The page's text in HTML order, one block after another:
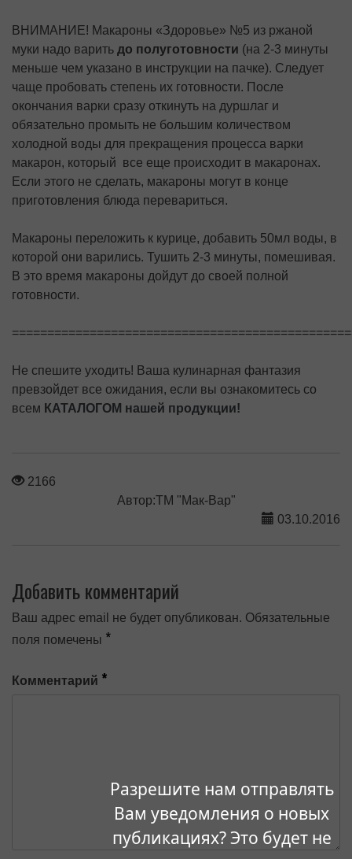
Разрешите нам отправлять
Вам уведомления о новых
публикациях? Это будет не
ВНИМАНИЕ! Макароны «Здоровье» №5 из ржаной
муки надо варить до полуготовности (на 2-3 минуты
меньше чем указано в инструкции на пачке). Следует
чаще пробовать степень их готовности. После
окончания варки сразу откинуть на дуршлаг и
обязательно промыть не большим количеством
холодной воды для прекращения процесса варки
макарон, который все еще происходит в макаронах.
Если этого не сделать, макароны могут в конце
приготовления блюда перевариться.
Макароны переложить к курице, добавить 50мл воды, в
которой они варились. Тушить 2-3 минуты, помешивая.
В это время макароны дойдут до своей полной
готовности.
Не спешите уходить! Ваша кулинарная фантазия
превзойдет все ожидания, если вы ознакомитесь со
всем КАТАЛОГОМ нашей продукции!
2166
Автор:ТМ "Мак-Вар"
03.10.2016
Добавить комментарий
Ваш адрес email не будет опубликован. Обязательные
поля помечены *
Комментарий *